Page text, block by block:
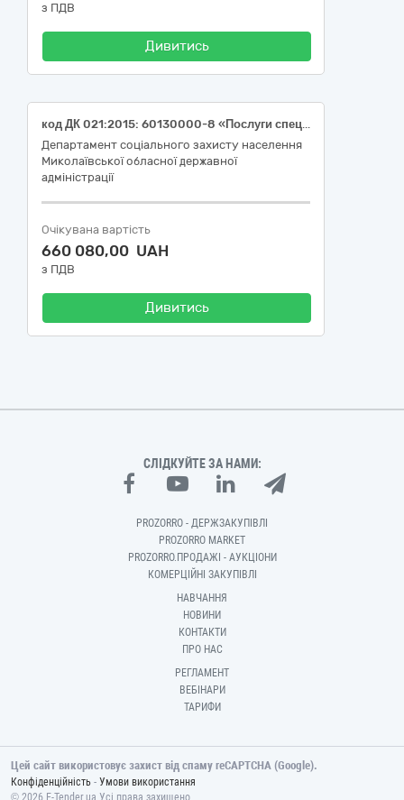
з ПДВ
Дивитись
код ДК 021:2015: 60130000-8 «Послуги спеціалізованих автомобільних перевезень пасажирів»
Департамент соціального захисту населення
Миколаївської обласної державної
адміністрації
Очікувана вартість
660 080,00 UAH
з ПДВ
Дивитись
СЛІДКУЙТЕ ЗА НАМИ:
PROZORRO - ДЕРЖЗАКУПІВЛІ
PROZORRO MARKET
PROZORRO.ПРОДАЖІ - АУКЦІОНИ
КОМЕРЦІЙНІ ЗАКУПІВЛІ
НАВЧАННЯ
НОВИНИ
КОНТАКТИ
ПРО НАС
РЕГЛАМЕНТ
ВЕБІНАРИ
ТАРИФИ
Цей сайт використовує захист від спаму reCAPTCHA (Google).
Конфіденційність - Умови використання
© 2026 E-Tender.ua Усі права захищено